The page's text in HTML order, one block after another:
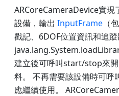
ARCoreCameraDevice實現
設備，輸出 InputFrame （
戳記、6DOF位置資訊和追
建立後可呼叫start/stop來
料。 不再需要該設備時可
應繼續使用。